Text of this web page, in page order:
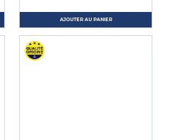
AJOUTER AU PANIER